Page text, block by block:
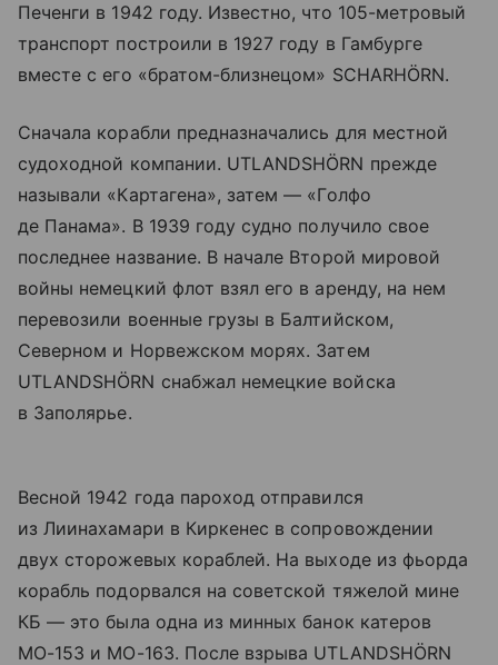
Печенги в 1942 году. Известно, что 105-метровый
транспорт построили в 1927 году в Гамбурге
вместе с его «братом-близнецом» SCHARHÖRN.
Сначала корабли предназначались для местной
судоходной компании. UTLANDSHÖRN прежде
называли «Картагена», затем — «Голфо
де Панама». В 1939 году судно получило свое
последнее название. В начале Второй мировой
войны немецкий флот взял его в аренду, на нем
перевозили военные грузы в Балтийском,
Северном и Норвежском морях. Затем
UTLANDSHÖRN снабжал немецкие войска
в Заполярье.
Весной 1942 года пароход отправился
из Лиинахамари в Киркенес в сопровождении
двух сторожевых кораблей. На выходе из фьорда
корабль подорвался на советской тяжелой мине
КБ — это была одна из минных банок катеров
МО-153 и МО-163. После взрыва UTLANDSHÖRN